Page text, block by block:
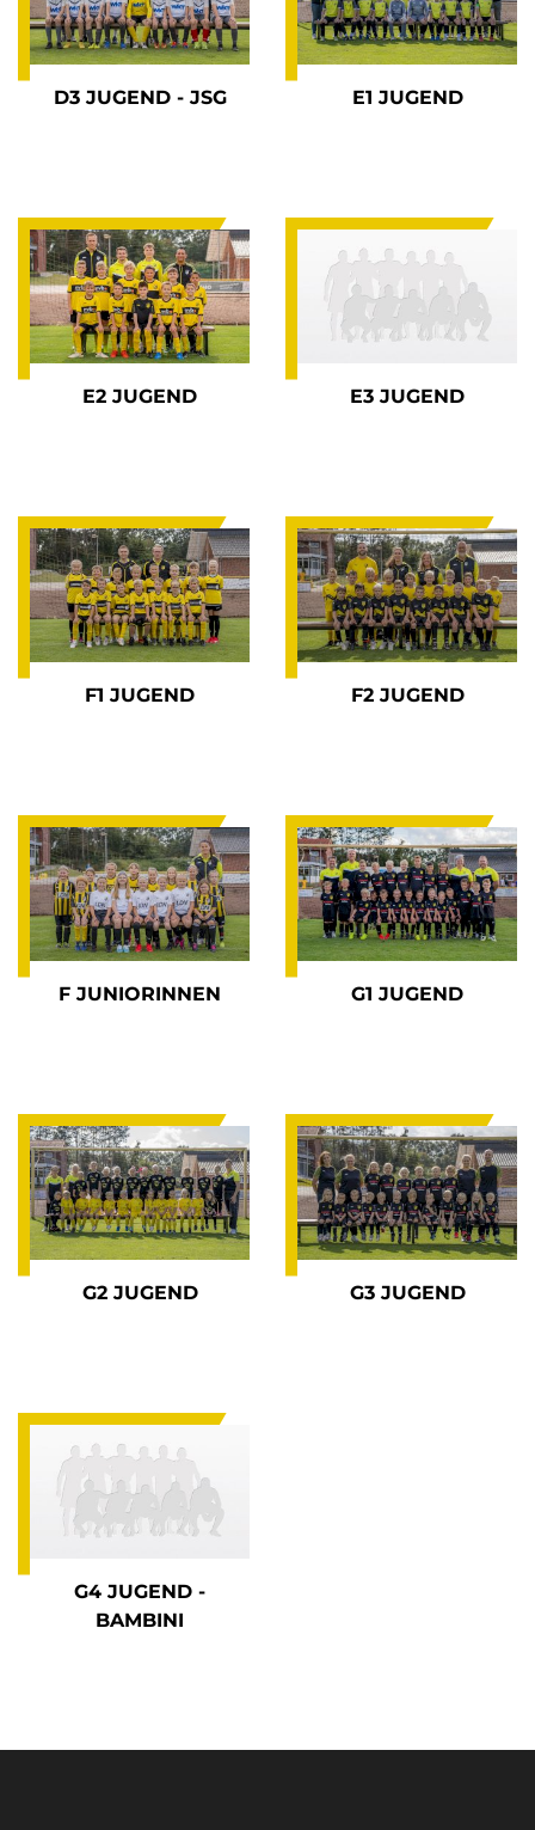
D3 JUGEND - JSG E1 JUGEND
E2 JUGEND E3 JUGEND
F1 JUGEND F2 JUGEND
F JUNIORINNEN G1 JUGEND
G2 JUGEND G3 JUGEND
G4 JUGEND -
BAMBINI